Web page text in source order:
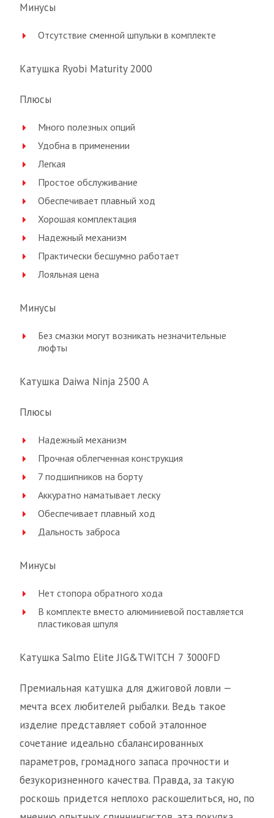
Минусы
Отсутствие сменной шпульки в комплекте
Катушка Ryobi Maturity 2000
Плюсы
Много полезных опций
Удобна в применении
Легкая
Простое обслуживание
Обеспечивает плавный ход
Хорошая комплектация
Надежный механизм
Практически бесшумно работает
Лояльная цена
Минусы
Без смазки могут возникать незначительные
люфты
Катушка Daiwa Ninja 2500 A
Плюсы
Надежный механизм
Прочная облегченная конструкция
7 подшипников на борту
Аккуратно наматывает леску
Обеспечивает плавный ход
Дальность заброса
Минусы
Нет стопора обратного хода
В комплекте вместо алюминиевой поставляется
пластиковая шпуля
Катушка Salmo Elite JIG&TWITCH 7 3000FD
Премиальная катушка для джиговой ловли —
мечта всех любителей рыбалки. Ведь такое
изделие представляет собой эталонное
сочетание идеально сбалансированных
параметров, громадного запаса прочности и
безукоризненного качества. Правда, за такую
роскошь придется неплохо раскошелиться, но, по